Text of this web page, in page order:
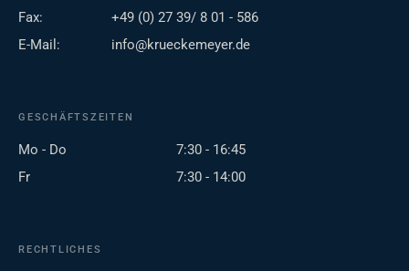
Fax:
+49 (0) 27 39/ 8 01 - 586
E-Mail:
info@krueckemeyer.de
GESCHÄFTSZEITEN
Mo - Do
7:30 - 16:45
Fr
7:30 - 14:00
RECHTLICHES